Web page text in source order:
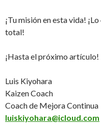
¡Tu misión en esta vida!
total!
¡Hasta el próximo artículo!
Luis Kiyohara
Kaizen Coach
Coach de Mejora Continua
luiskiyohara@icloud.com